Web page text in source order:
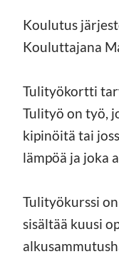
Koulutus
Kouluttajana
Tulityökortti
Tulityö on työ,
kipinöitä tai
lämpöä ja joka
Tulityökurssi
sisältää kuusi